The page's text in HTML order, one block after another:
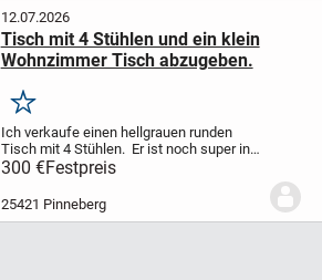
12.07.2026
Tisch mit 4 Stühlen und ein klein
Wohnzimmer Tisch abzugeben.
Merken
Ich verkaufe einen hellgrauen runden
Tisch mit 4 Stühlen. Er ist noch super in
Schuss und hat keine Gebrauchsspuren.
Wurde nur aufgebaut und nicht benutzt,
weil wir dann einen neuen Tisch gekauft...
300 €Festpreis
25421 Pinneberg